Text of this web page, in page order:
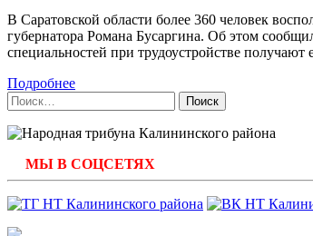
В Саратовской области более 360 человек
губернатора Романа Бусаргина. Об этом
специальностей при трудо­устройстве
Подробнее
Найти:
МЫ В СОЦСЕТЯХ